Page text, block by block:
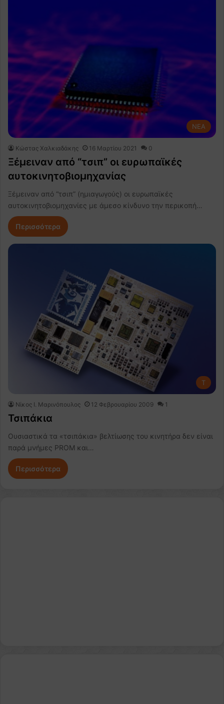
NEA
Κώστας Χαλκιαδάκης 16 Μαρτίου 2021 0
Ξέμειναν από “τσιπ” οι ευρωπαϊκές
αυτοκινητοβιομηχανίας
Ξέμειναν από “τσιπ” (ημιαγωγούς) οι ευρωπαϊκές
αυτοκινητοβιομηχανίες με άμεσο κίνδυνο την περικοπή…
Περισσότερα
Τ
Nίκος Ι. Mαρινόπουλος 12 Φεβρουαρίου 2009 1
Τσιπάκια
Ουσιαστικά τα «τσιπάκια» βελτίωσης του κινητήρα δεν είναι
παρά μνήμες PROM και…
Περισσότερα